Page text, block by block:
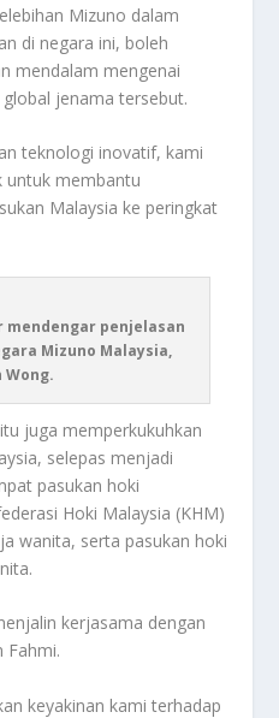
Mizuno dalam
di negara ini, boleh
mendalam mengenai
jenama tersebut.
teknologi inovatif, kami
untuk membantu
Malaysia ke peringkat
mendengar penjelasan
Mizuno Malaysia,
Wong.
juga memperkukuhkan
selepas menjadi
pasukan hoki
Hoki Malaysia (KHM)
wanita, serta pasukan hoki
kerjasama dengan
Fahmi.
keyakinan kami terhadap